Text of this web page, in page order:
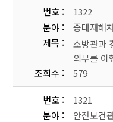
번호
1322
분야
중대재해
제목
소방관과
의무를 이
조회수
579
번호
1321
분야
안전보건